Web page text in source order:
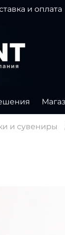
и оплата
и сувениры